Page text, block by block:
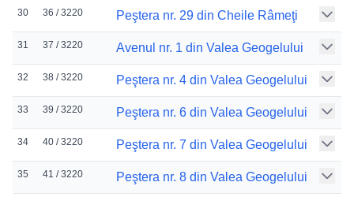
30 36 / 3220 Peştera nr. 29 din Cheile Râmeţi
31 37 / 3220 Avenul nr. 1 din Valea Geogelului
32 38 / 3220 Peştera nr. 4 din Valea Geogelului
33 39 / 3220 Peştera nr. 6 din Valea Geogelului
34 40 / 3220 Peştera nr. 7 din Valea Geogelului
35 41 / 3220 Peştera nr. 8 din Valea Geogelului